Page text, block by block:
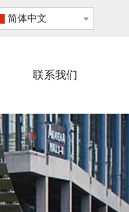
简体中文
联系我们